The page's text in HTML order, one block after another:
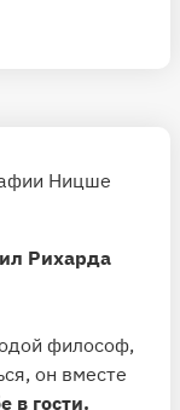
Ницше
Рихарда
философ,
он вместе
в гости.